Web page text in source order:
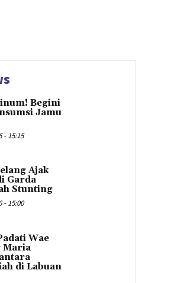
Begini
Jamu
- 15:15
Ajak
Garda
Stunting
- 15:00
Wae
Maria
di Labuan